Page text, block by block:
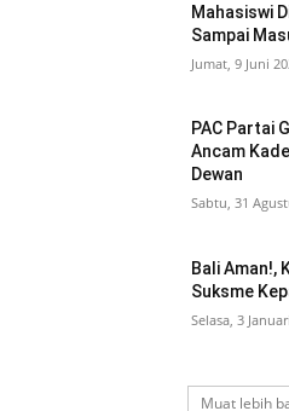
Mahasiswi
Sampai
Jumat, 9 Juni
PAC Partai
Ancam
Dewan
Sabtu, 31
Bali Aman!,
Suksme
Selasa, 3
Muat lebih